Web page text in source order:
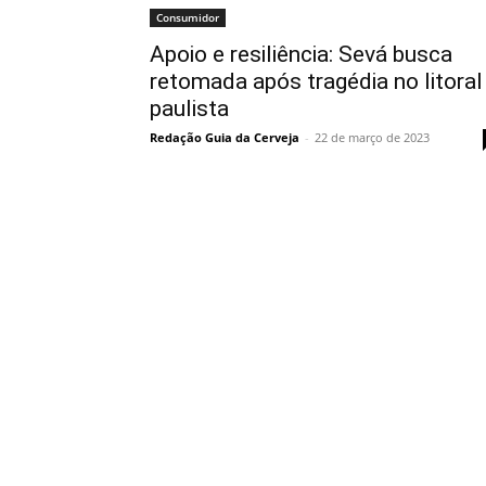
Consumidor
Apoio e resiliência: Sevá busca
retomada após tragédia no litoral
paulista
Redação Guia da Cerveja - 22 de março de 2023